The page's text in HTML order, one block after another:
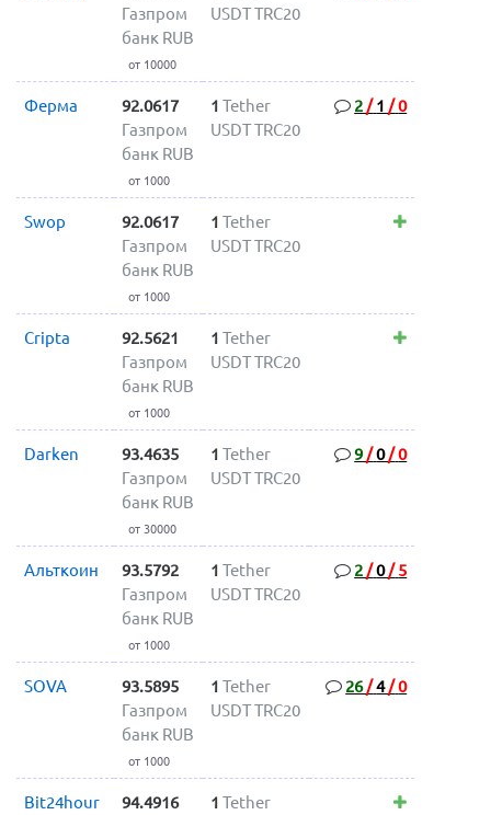
Газпром
банк RUB
от 10000
USDT TRC20
Ферма
92.0617
Газпром
банк RUB
от 1000
1 Tether
USDT TRC20
2 / 1 /0
Swop
92.0617
Газпром
банк RUB
от 1000
1 Tether
USDT TRC20
Cripta
92.5621
Газпром
банк RUB
от 1000
1 Tether
USDT TRC20
Darken
93.4635
Газпром
банк RUB
от 30000
1 Tether
USDT TRC20
9 /0/0
Альткоин
93.5792
Газпром
банк RUB
от 1000
1 Tether
USDT TRC20
2 /0/ 5
SOVA
93.5895
Газпром
банк RUB
от 1000
1 Tether
USDT TRC20
26/4/0
Bit24hour
94.4916
1 Tether